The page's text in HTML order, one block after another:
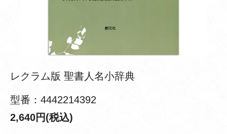
レクラム版 聖書人名小辞典
型番：4442214392
2,640円(税込)